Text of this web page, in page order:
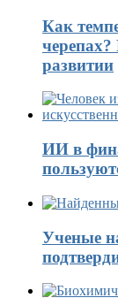
Как
развитии
ИИ в
Ученые